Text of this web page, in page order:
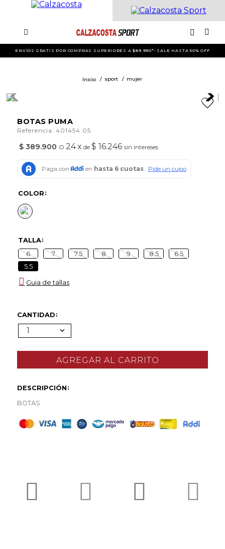
ENVÍOS GRATIS POR COMPRAS SUPERIORES A $89.990*- SALE HASTA 50% OFF
sport mujer
BOTAS PUMA
Referencia :401454 05
$ 389.900 O 24x de$ 16.246 sin intereses
COLOR
TALLA
6 7 7.5 8 9 8.5
6.5
5.5
Guia de tallas
CANTIDAD
1
DESCRIPCIÓN
BOTAS